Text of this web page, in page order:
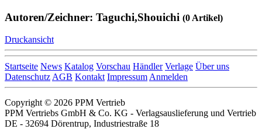
Autoren/Zeichner: Taguchi,Shouichi (0 Artikel)
Druckansicht
Startseite News Katalog Vorschau Händler Verlage Über uns
DatenschutzAGB Kontakt ImpressumAnmelden
Copyright © 2026 PPM Vertrieb
PPM Vertriebs GmbH & Co. KG - Verlagsauslieferung und Vertrieb
DE - 32694 Dörentrup, Industriestraße 18